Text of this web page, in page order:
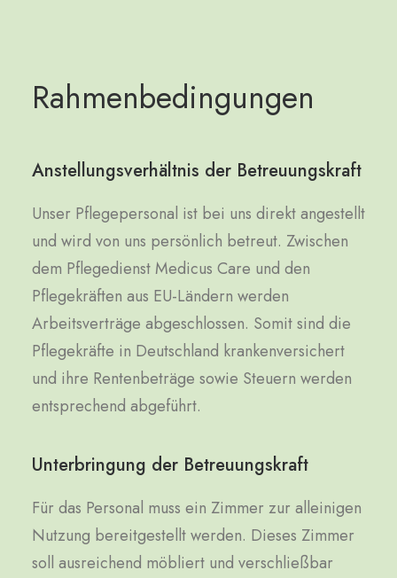
Rahmenbedingungen
Anstellungsverhältnis der Betreuungskraft
Unser Pflegepersonal ist bei uns direkt angestellt
und wird von uns persönlich betreut. Zwischen
dem Pflegedienst Medicus Care und den
Pflegekräften aus EU-Ländern werden
Arbeitsverträge abgeschlossen. Somit sind die
Pflegekräfte in Deutschland krankenversichert
und ihre Rentenbeträge sowie Steuern werden
entsprechend abgeführt.
Unterbringung der Betreuungskraft
Für das Personal muss ein Zimmer zur alleinigen
Nutzung bereitgestellt werden. Dieses Zimmer
soll ausreichend möbliert und verschließbar